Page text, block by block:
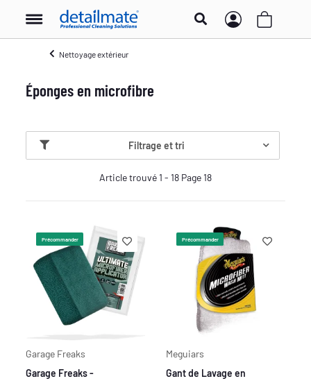
Nettoyage extérieur
Éponges en microfibre
Filtrage et tri
Article trouvé 1 - 18 Page 18
Précommander
Garage Freaks
Garage Freaks -
Précommander
Meguiars
Gant de Lavage en